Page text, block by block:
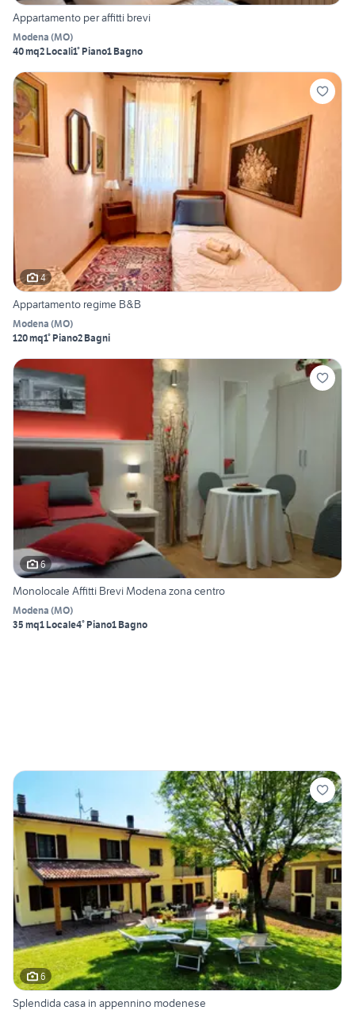
Appartamento per affitti brevi
Modena (MO)
40 mq2 Locali1° Piano1 Bagno
4
Appartamento regime B&B
Modena (MO)
120 mq1° Piano2 Bagni
6
Monolocale Affitti Brevi Modena zona centro
Modena (MO)
35 mq1 Locale4° Piano1 Bagno
6
Splendida casa in appennino modenese